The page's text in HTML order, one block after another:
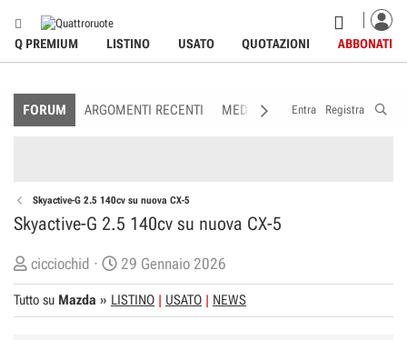
Q PREMIUM LISTINO USATO QUOTAZIONI ABBONATI
FORUM ARGOMENTI RECENTI MEDIA MEMBRI
Entra Registra
Skyactive-G 2.5 140cv su nuova CX-5
Skyactive-G 2.5 140cv su nuova CX-5
C
r
e
cicciochid
D
a
t
29 Gennaio 2026
Tutto su Mazda » LISTINO USATO NEWS